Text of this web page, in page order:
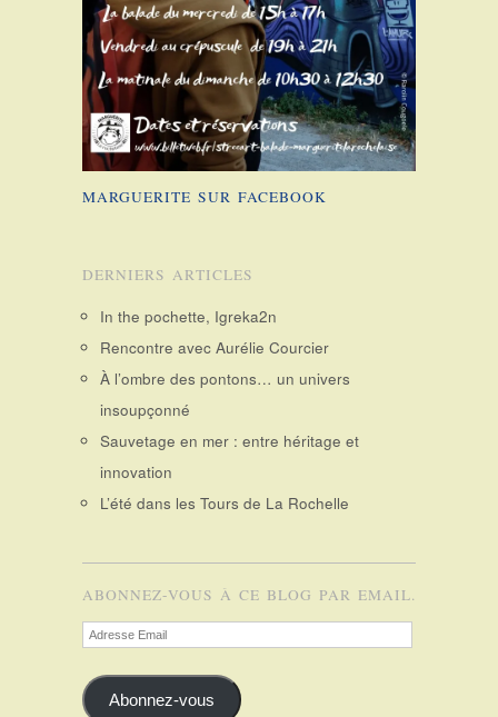
MARGUERITE SUR FACEBOOK
DERNIERS ARTICLES
In the pochette, Igreka2n
Rencontre avec Aurélie Courcier
À l’ombre des pontons… un univers
insoupçonné
Sauvetage en mer : entre héritage et
innovation
L’été dans les Tours de La Rochelle
ABONNEZ-VOUS À CE BLOG PAR EMAIL.
Adresse
Email
Abonnez-vous